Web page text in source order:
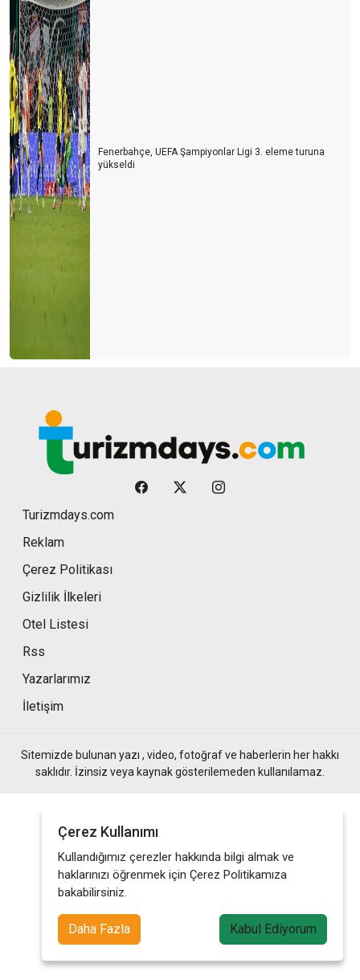
Fenerbahçe, UEFA Şampiyonlar Ligi 3. eleme turuna
yükseldi
Turizmdays.com
Reklam
Çerez Politikası
Gizlilik İlkeleri
Otel Listesi
Rss
Yazarlarımız
İletişim
Sitemizde bulunan yazı , video, fotoğraf ve haberlerin her hakkı
saklıdır. İzinsiz veya kaynak gösterilemeden kullanılamaz.
Çerez Kullanımı
Kullandığımız çerezler hakkında bilgi almak ve
haklarınızı öğrenmek için Çerez Politikamıza
bakabilirsiniz.
Daha Fazla Kabul Ediyorum